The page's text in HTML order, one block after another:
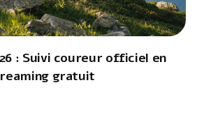
: Suivi coureur officiel en
gratuit